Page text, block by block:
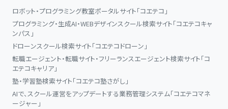
ロボット・プログラミング教室ポータルサイト「コエテコ」
プログラミング・生成AI・WEBデザインスクール検索サイト「コエテコキャ
ンパス」
ドローンスクール検索サイト「コエテコドローン」
転職エージェント・転職サイト・フリーランスエージェント検索サイト「コ
エテコキャリア」
塾・学習塾検索サイト「コエテコ塾さがし」
AIで、スクール運営をアップデートする業務管理システム「コエテコマネ
ージャー」